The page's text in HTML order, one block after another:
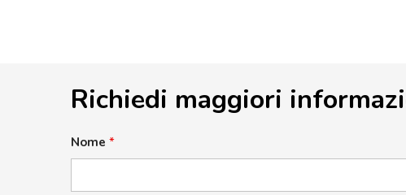
Richiedi maggiori
Nome *